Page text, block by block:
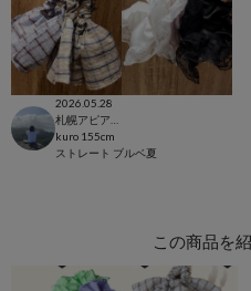
2026.05.28
kuro 155cm
ストレート ブルベ夏
この商品を